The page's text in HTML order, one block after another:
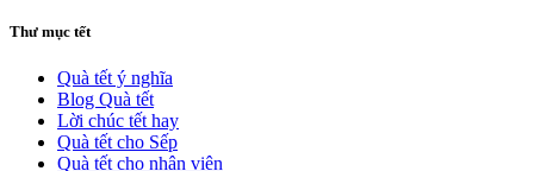
Thư mục tết
Quà tết ý nghĩa
Blog Quà tết
Lời chúc tết hay
Quà tết cho Sếp
Quà tết cho nhân viên